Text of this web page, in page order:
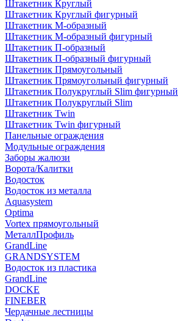
Штакетник Круглый
Штакетник Круглый фигурный
Штакетник М-образный
Штакетник М-образный фигурный
Штакетник П-образный
Штакетник П-образный фигурный
Штакетник Прямоугольный
Штакетник Прямоугольный фигурный
Штакетник Полукруглый Slim фигурный
Штакетник Полукруглый Slim
Штакетник Twin
Штакетник Twin фигурный
Панельные ограждения
Модульные ограждения
Заборы жалюзи
Ворота/Калитки
Водосток
Водосток из металла
Aquasystem
Optima
Vortex прямоугольный
МеталлПрофиль
GrandLine
GRANDSYSTEM
Водосток из пластика
GrandLine
DOCKE
FINEBER
Чердачные лестницы